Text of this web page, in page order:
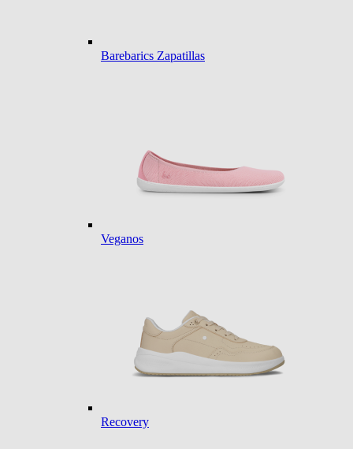
Barebarics Zapatillas
Veganos
Recovery